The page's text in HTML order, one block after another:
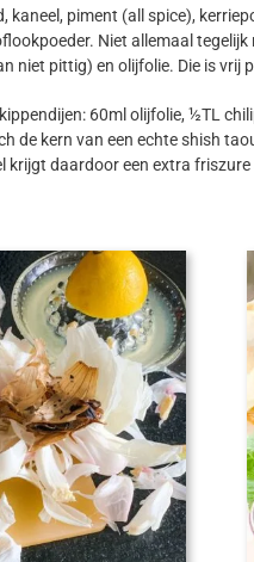
piment (all spice),
Niet allemaal
niet pittig) en olijfolie. Die is vrij
60ml olijfolie, ½TL
kern van een echte shish
daardoor een extra